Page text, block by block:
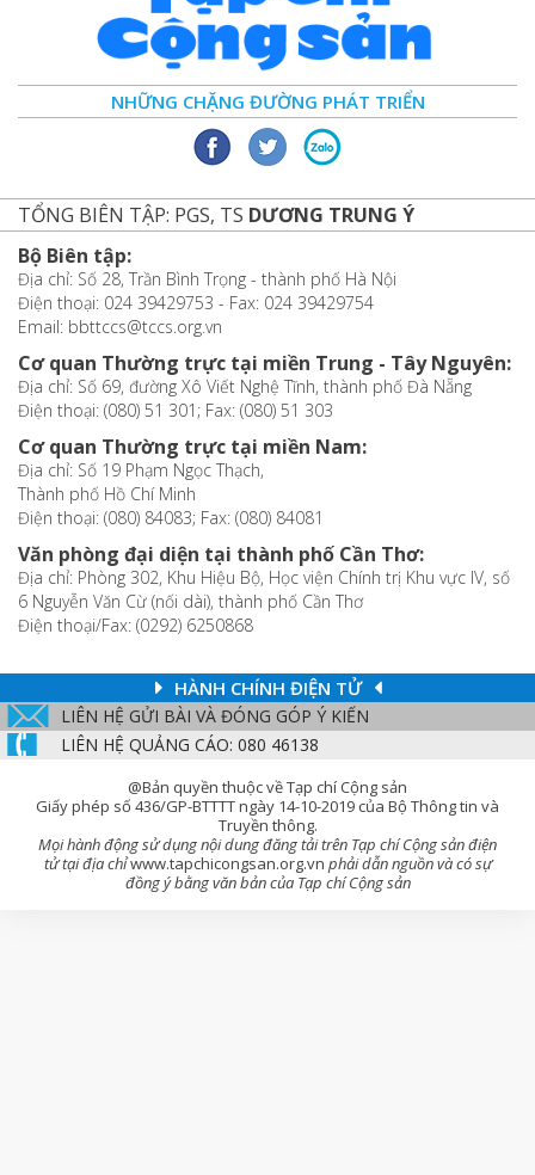
NHỮNG CHẶNG ĐƯỜNG PHÁT TRIỂN
TỔNG BIÊN TẬP: PGS, TS DƯƠNG TRUNG Ý
Bộ Biên tập:
Địa chỉ: Số 28, Trần Bình Trọng - thành phố Hà Nội
Điện thoại: 024 39429753 - Fax: 024 39429754
Email: bbttccs@tccs.org.vn
Cơ quan Thường trực tại miền Trung - Tây Nguyên:
Địa chỉ: Số 69, đường Xô Viết Nghệ Tĩnh, thành phố Đà Nẵng
Điện thoại: (080) 51 301; Fax: (080) 51 303
Cơ quan Thường trực tại miền Nam:
Địa chỉ: Số 19 Phạm Ngọc Thạch,
Thành phố Hồ Chí Minh
Điện thoại: (080) 84083; Fax: (080) 84081
Văn phòng đại diện tại thành phố Cần Thơ:
Địa chỉ: Phòng 302, Khu Hiệu Bộ, Học viện Chính trị Khu vực IV, số
6 Nguyễn Văn Cừ (nối dài), thành phố Cần Thơ
Điện thoại/Fax: (0292) 6250868
HÀNH CHÍNH ĐIỆN TỬ
LIÊN HỆ GỬI BÀI VÀ ĐÓNG GÓP Ý KIẾN
LIÊN HỆ QUẢNG CÁO: 080 46138
@Bản quyền thuộc về Tạp chí Cộng sản
Giấy phép số 436/GP-BTTTT ngày 14-10-2019 của Bộ Thông tin và
Truyền thông.
Mọi hành động sử dụng nội dung đăng tải trên Tạp chí Cộng sản điện
tử tại địa chỉwww.tapchicongsan.org.vn phải dẫn nguồn và có sự
đồng ý bằng văn bản của Tạp chí Cộng sản